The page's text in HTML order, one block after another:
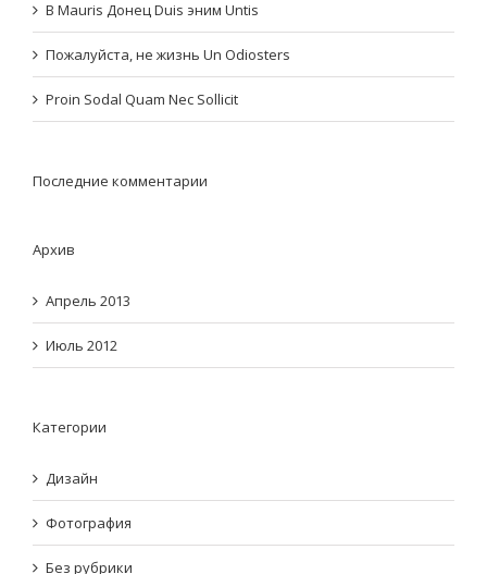
В Mauris Донец Duis эним Untis
Пожалуйста, не жизнь Un Odiosters
Proin Sodal Quam Nec Sollicit
Последние комментарии
Архив
Апрель 2013
Июль 2012
Категории
Дизайн
Фотография
Без рубрики